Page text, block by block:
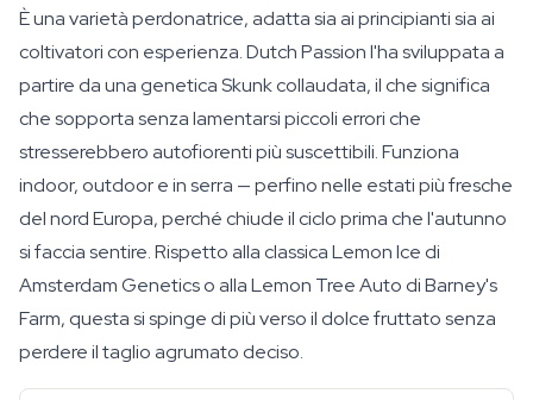
È una varietà perdonatrice, adatta sia ai principianti sia ai
coltivatori con esperienza. Dutch Passion l'ha sviluppata a
partire da una genetica Skunk collaudata, il che significa
che sopporta senza lamentarsi piccoli errori che
stresserebbero autofiorenti più suscettibili. Funziona
indoor, outdoor e in serra — perfino nelle estati più fresche
del nord Europa, perché chiude il ciclo prima che l'autunno
si faccia sentire. Rispetto alla classica Lemon Ice di
Amsterdam Genetics o alla Lemon Tree Auto di Barney's
Farm, questa si spinge di più verso il dolce fruttato senza
perdere il taglio agrumato deciso.